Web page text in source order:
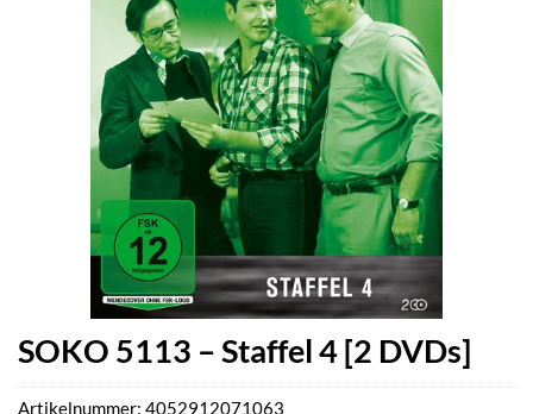
SOKO 5113 – Staffel 4 [2 DVDs]
Artikelnummer: 4052912071063